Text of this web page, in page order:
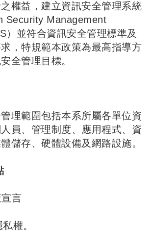
權益，建立資訊安全管理系統
Security Management
）並符合資訊安全管理標準及
，特規範本政策為最高指導方
全管理目標。
理範圍包括本系所屬各單位資
員、管理制度、應用程式、資
儲存、硬體設備及網路設施。
言
權。